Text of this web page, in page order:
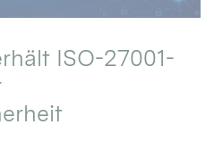
ISO-27001-